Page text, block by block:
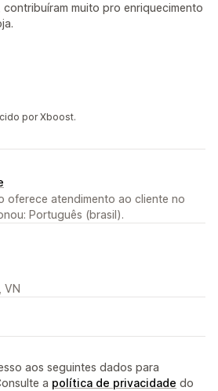
muito pro enriquecimento
por Xboost.
oferece atendimento ao cliente no
Português (brasil).
VN
aos seguintes dados para
a política de privacidade do